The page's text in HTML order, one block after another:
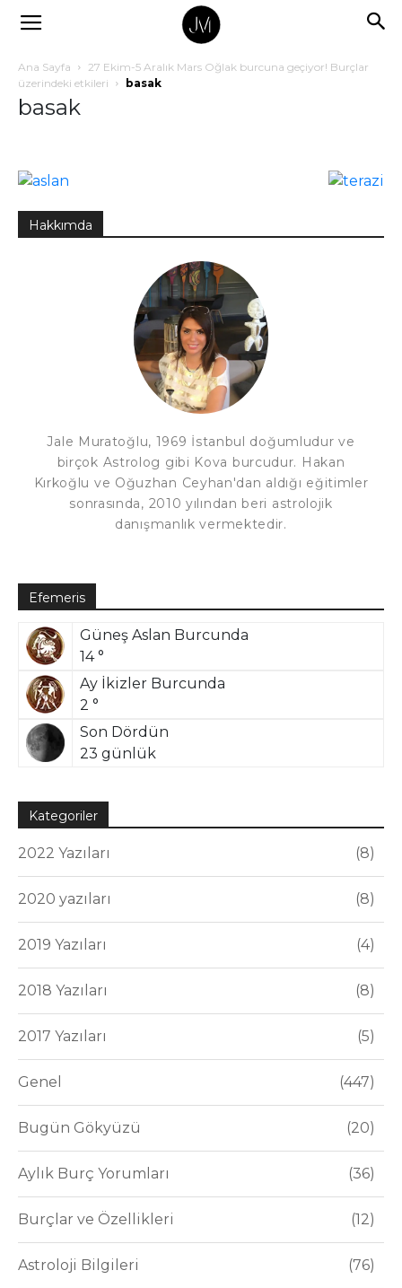
Ana Sayfa
27 Ekim-5 Aralık Mars Oğlak burcuna geçiyor! Burçlar
üzerindeki etkileri
basak
basak
Hakkımda
Jale Muratoğlu, 1969 İstanbul doğumludur ve
birçok Astrolog gibi Kova burcudur. Hakan
Kırkoğlu ve Oğuzhan Ceyhan'dan aldığı eğitimler
sonrasında, 2010 yılından beri astrolojik
danışmanlık vermektedir.
Efemeris
Güneş Aslan Burcunda
14 °
Ay İkizler Burcunda
2 °
Son Dördün
23 günlük
Kategoriler
2022 Yazıları 8
2020 yazıları 8
2019 Yazıları 4
2018 Yazıları 8
2017 Yazıları 5
Genel 447
Bugün Gökyüzü 20
Aylık Burç Yorumları 36
Burçlar ve Özellikleri 12
Astroloji Bilgileri 76